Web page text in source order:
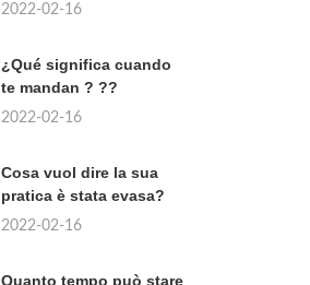
2022-02-16
¿Qué significa cuando
te mandan ? ??
2022-02-16
Cosa vuol dire la sua
pratica è stata evasa?
2022-02-16
Quanto tempo può stare